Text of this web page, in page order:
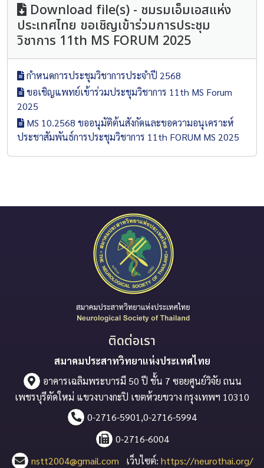
Download file(s) - ชมรมเอ็มเอสแห่ง
ประเทศไทย ขอเชิญเข้าร่วมการประชุม
วิชาการ 11th MS FORUM 2025
กำหนดการประชุมวิชาการประจำปี 2568
ขอเชิญแพทย์เข้าร่วมประชุมวิชาการ 11th MS Forum
2025
MS 10.2568 ขออนุมัติต้นสังกัดและขอความอนุเคราะห์
ประชาสัมพันธ์การประชุมวิชาการ 11th FORUM MS 2025
ติดต่อเรา
สมาคมประสาทวิทยาแห่งประเทศไทย
อาคารเฉลิมพระบารมี 50 ปี ชั้น 7 ซอยศูนย์วิจัย ถนน
เพชรบุรีตัดใหม่ แขวงบางกะปิ เขตห้วยขวาง กรุงเทพฯ 10310
0-2716-5901,0-2716-5994
0-2716-6004
nstt2004@gmail.com เว็บไซต์: https://neurothai.org/